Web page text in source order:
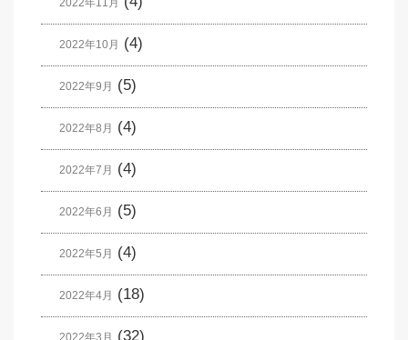
2022年11月
2022年10月 (4)
2022年9月 (5)
2022年8月 (4)
2022年7月 (4)
2022年6月 (5)
2022年5月 (4)
2022年4月 (18)
2022年3月 (32)